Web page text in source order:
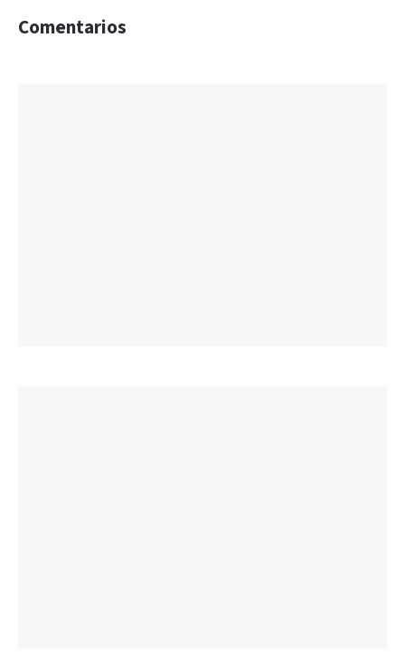
Comentarios